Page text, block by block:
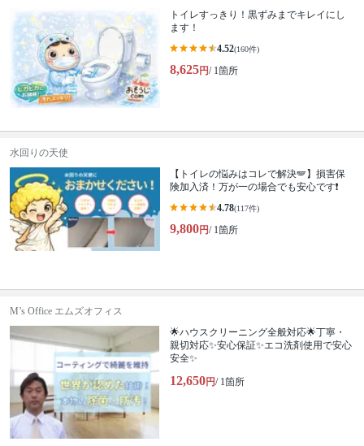
トイレすっきり！黒ずみまでキレイにし
ます！
4.52(160件)
8,625円/ 1箇所
水回りの天使
【トイレの悩みはコレで解決🪽】損害保
険加入済！万が一の場合でも安心です❗️
4.78(117件)
9,800円/ 1箇所
M’s Office エムズオフィス
🌟ハウスクリーニング全般対応🌟丁寧・
親切対応✨安心保証✨エコ洗剤使用で安心
安全✨
12,650円/ 1箇所